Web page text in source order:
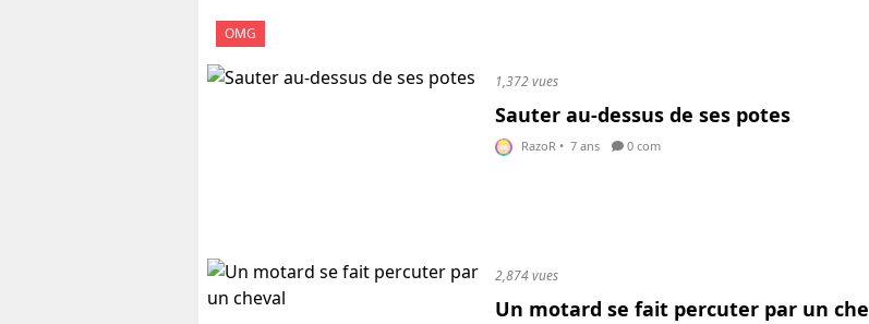
OMG
1,372 vues
Sauter au-dessus de ses potes
RazoR • 7 ans 0 com
2,874 vues
Un motard se fait percuter par un